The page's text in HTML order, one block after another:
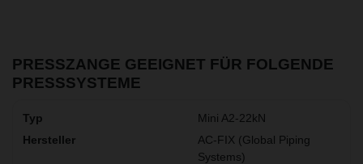
PRESSZANGE GEEIGNET FÜR FOLGENDE
PRESSSYSTEME
Mini A2-22kN
AC-FIX (Global Piping
Systems)